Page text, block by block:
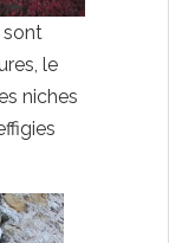
sont
le
niches